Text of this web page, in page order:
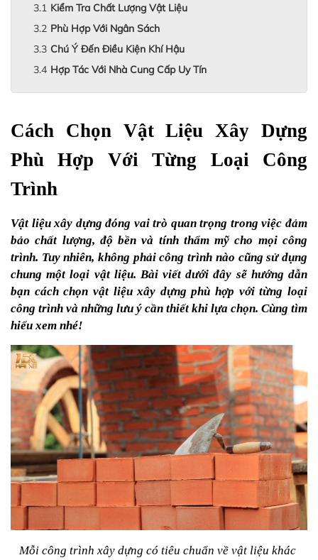
Kiểm Tra Chất Lượng Vật Liệu
Phù Hợp Với Ngân Sách
Chú Ý Đến Điều Kiện Khí Hậu
Hợp Tác Với Nhà Cung Cấp Uy Tín
Cách Chọn Vật Liệu Xây Dựng
Phù Hợp Với Từng Loại Công
Trình
Vật liệu xây dựng đóng vai trò quan trọng trong việc đảm
bảo chất lượng, độ bền và tính thẩm mỹ cho mọi công
trình. Tuy nhiên, không phải công trình nào cũng sử dụng
chung một loại vật liệu. Bài viết dưới đây sẽ hướng dẫn
bạn cách chọn vật liệu xây dựng phù hợp với từng loại
công trình và những lưu ý cần thiết khi lựa chọn. Cùng tìm
hiểu xem nhé!
Mỗi công trình xây dựng có tiêu chuẩn về vật liệu khác